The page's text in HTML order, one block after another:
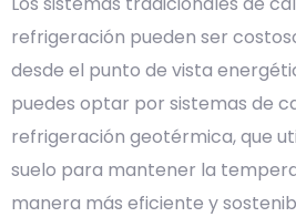
refrigeración pueden ser
desde el punto de vista
puedes optar por sistemas de
refrigeración geotérmica, que
suelo para mantener la
manera más eficiente y